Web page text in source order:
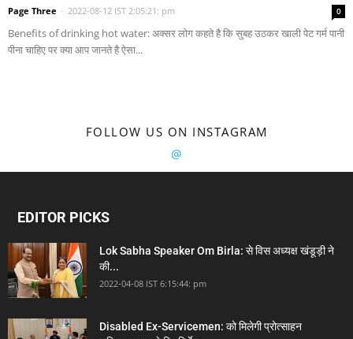
Page Three - 2022-08-12 IST 2:05:21: pm 0
Benefits of drinking hot water: अक्सर लोग कहते है कि सुबह उठकर खाली पेट गर्म पानी
पीना चाहिए पर क्या आप जानते है ऐसा...
FOLLOW US ON INSTAGRAM
@
EDITOR PICKS
Lok Sabha Speaker Om Birla: से विस अध्यक्ष खंडूड़ी ने
की...
2022-04-08 IST 6:15:44: pm
Disabled Ex-Servicemen: को मिलेगी प्रोत्साहन